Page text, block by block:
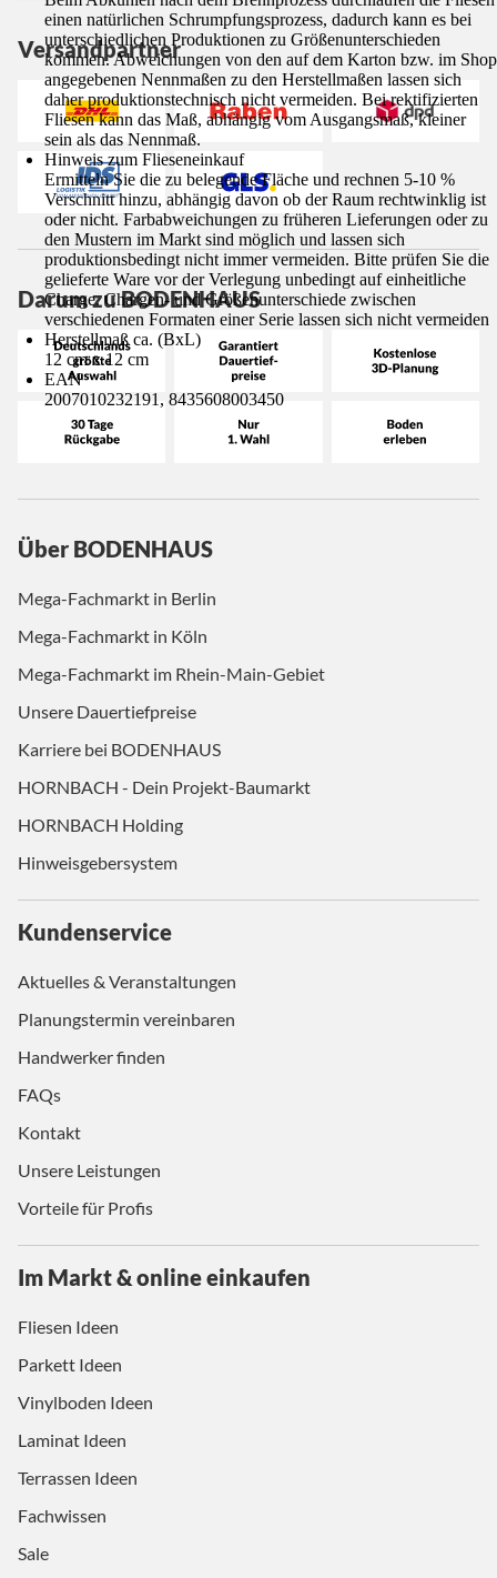
einen natürlichen Schrumpfungsprozess, dadurch kann es bei
unterschiedlichen Produktionen zu Größenunterschieden
kommen. Abweichungen von den auf dem Karton bzw. im Shop
angegebenen Nennmaßen zu den Herstellmaßen lassen sich
daher produktionstechnisch nicht vermeiden. Bei rektifizierten
Fliesen kann das Maß, abhängig vom Ausgangsmaß, kleiner
sein als das Nennmaß.
Hinweis zum Flieseneinkauf
Ermitteln Sie die zu belegende Fläche und rechnen 5-10 %
Verschnitt hinzu, abhängig davon ob der Raum rechtwinklig ist
oder nicht. Farbabweichungen zu früheren Lieferungen oder zu
den Mustern im Markt sind möglich und lassen sich
produktionsbedingt nicht immer vermeiden. Bitte prüfen Sie die
gelieferte Ware vor der Verlegung unbedingt auf einheitliche
Charge. Chargen- und Größenunterschiede zwischen
verschiedenen Formaten einer Serie lassen sich nicht vermeiden
Herstellmaß ca. (BxL)
12 cm x 12 cm
EAN
2007010232191, 8435608003450
Versandpartner
Darum zu BODENHAUS
Über BODENHAUS
Mega-Fachmarkt in Berlin
Mega-Fachmarkt in Köln
Mega-Fachmarkt im Rhein-Main-Gebiet
Unsere Dauertiefpreise
Karriere bei BODENHAUS
HORNBACH - Dein Projekt-Baumarkt
HORNBACH Holding
Hinweisgebersystem
Kundenservice
Aktuelles & Veranstaltungen
Planungstermin vereinbaren
Handwerker finden
FAQs
Kontakt
Unsere Leistungen
Vorteile für Profis
Im Markt & online einkaufen
Fliesen Ideen
Parkett Ideen
Vinylboden Ideen
Laminat Ideen
Terrassen Ideen
Fachwissen
Sale